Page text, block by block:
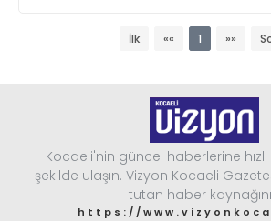
İlk «« 1 »»
Kocaeli'nin güncel haberlerine
şekilde ulaşın. Vizyon Kocaeli
tutan haber
https://